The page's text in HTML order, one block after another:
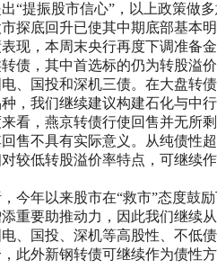
“提振股市信心”，以上政策做
探底回升已使其中期底部基本
现，本周末央行再度下调准备
债，其中首选标的仍为转股溢
、国投和深机三债。在大盘转
，我们继续建议构建石化与中
看，燕京转债行使回售并无所
售不具有实际意义。从纯债性
较低转股溢价率特点，可继续
今年以来股市在“救市”态度鼓
重要助推动力，因此我们继续
、国投、深机等高股性、不低
此外新钢转债可继续作为债性